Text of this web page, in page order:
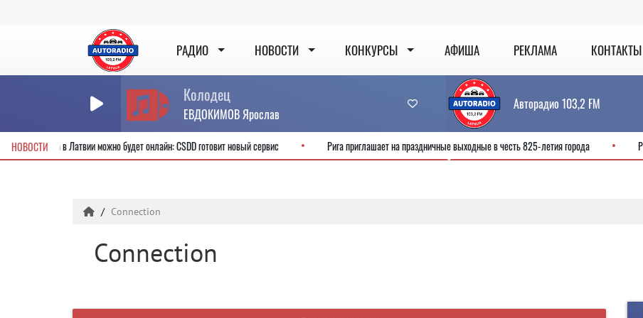
РАДИО НОВОСТИ КОНКУРСЫ АФИША РЕКЛАМА КОНТАКТЫ
Колодец
ЕВДОКИМОВ Ярослав
Авторадио 103,2 FM
НОВОСТИ
водительские права в Латвии можно будет онлайн: CSDD готовит новый сервис Рига приглашает на праздничные выходные в честь 825-летия города
Connection
Connection